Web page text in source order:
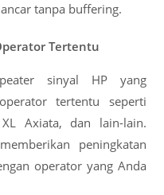
tanpa buffering.
Tertentu
sinyal HP yang
tertentu seperti
Axiata, dan lain-lain.
peningkatan
operator yang Anda